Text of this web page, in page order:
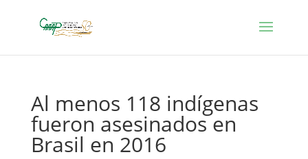
Al menos 118 indígenas
fueron asesinados en
Brasil en 2016